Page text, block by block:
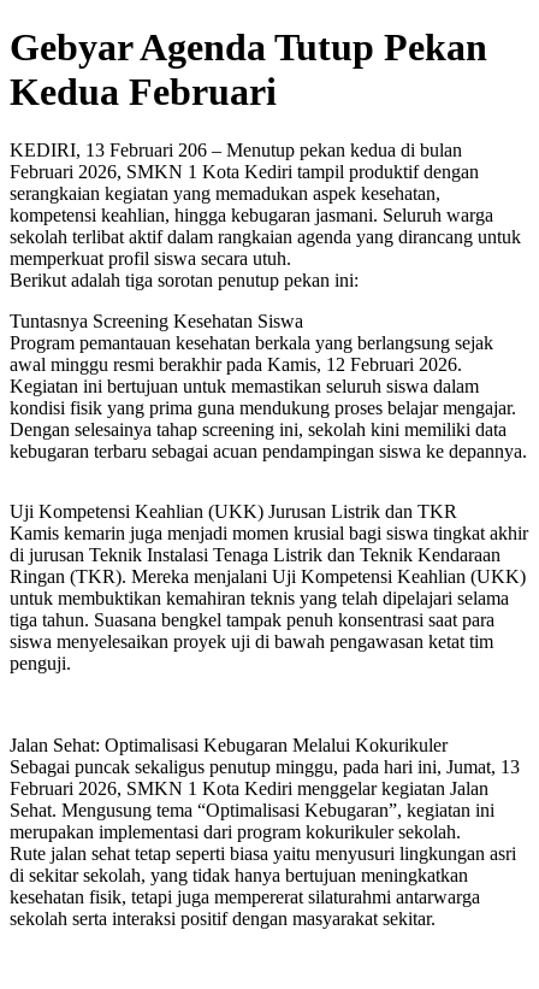
Gebyar Agenda Tutup Pekan
Kedua Februari
KEDIRI, 13 Februari 206 – Menutup pekan kedua di bulan
Februari 2026, SMKN 1 Kota Kediri tampil produktif dengan
serangkaian kegiatan yang memadukan aspek kesehatan,
kompetensi keahlian, hingga kebugaran jasmani. Seluruh warga
sekolah terlibat aktif dalam rangkaian agenda yang dirancang untuk
memperkuat profil siswa secara utuh.
Berikut adalah tiga sorotan penutup pekan ini:
Tuntasnya Screening Kesehatan Siswa
Program pemantauan kesehatan berkala yang berlangsung sejak
awal minggu resmi berakhir pada Kamis, 12 Februari 2026.
Kegiatan ini bertujuan untuk memastikan seluruh siswa dalam
kondisi fisik yang prima guna mendukung proses belajar mengajar.
Dengan selesainya tahap screening ini, sekolah kini memiliki data
kebugaran terbaru sebagai acuan pendampingan siswa ke depannya.
Uji Kompetensi Keahlian (UKK) Jurusan Listrik dan TKR
Kamis kemarin juga menjadi momen krusial bagi siswa tingkat akhir
di jurusan Teknik Instalasi Tenaga Listrik dan Teknik Kendaraan
Ringan (TKR). Mereka menjalani Uji Kompetensi Keahlian (UKK)
untuk membuktikan kemahiran teknis yang telah dipelajari selama
tiga tahun. Suasana bengkel tampak penuh konsentrasi saat para
siswa menyelesaikan proyek uji di bawah pengawasan ketat tim
penguji.
Jalan Sehat: Optimalisasi Kebugaran Melalui Kokurikuler
Sebagai puncak sekaligus penutup minggu, pada hari ini, Jumat, 13
Februari 2026, SMKN 1 Kota Kediri menggelar kegiatan Jalan
Sehat. Mengusung tema “Optimalisasi Kebugaran”, kegiatan ini
merupakan implementasi dari program kokurikuler sekolah.
Rute jalan sehat tetap seperti biasa yaitu menyusuri lingkungan asri
di sekitar sekolah, yang tidak hanya bertujuan meningkatkan
kesehatan fisik, tetapi juga mempererat silaturahmi antarwarga
sekolah serta interaksi positif dengan masyarakat sekitar.